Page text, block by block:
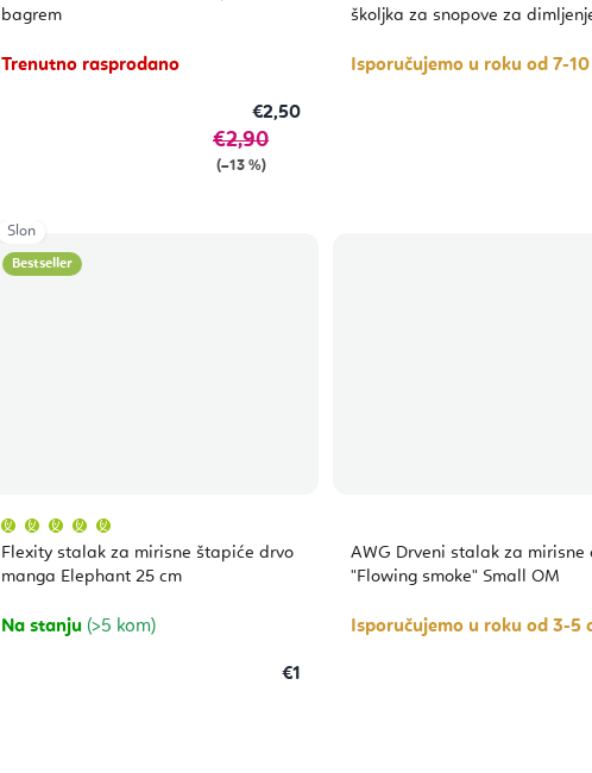
bagrem
zvjezdica.
Trenutno rasprodano
€2,50
€2,90
(–13 %)
školjka za snopove za
5,0
zvjezdica.
Isporučujemo u roku od 7-
Bestseller
Flexity stalak za mirisne štapiće drvo
manga Elephant 25 cm
proizvoda
je
5,0
zvjezdica.
Na stanju (>5 kom)
€1
Slon
AWG Drveni stalak za mirisne
"Flowing smoke" Small OM
Isporučujemo u roku od 3-5